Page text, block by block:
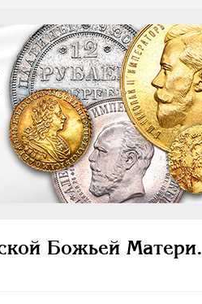
Божьей Матери.